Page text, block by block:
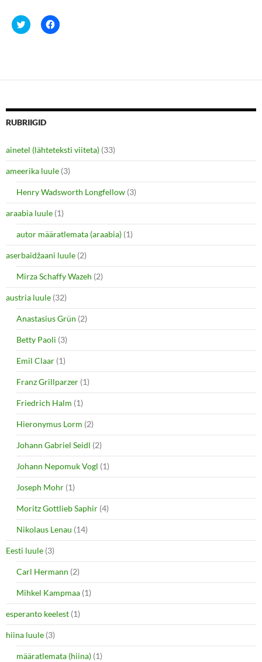
C
l
h
e
o
n
t
t
e
r
(
O
p
e
n
n
n
w
w
i
n
d
o
)
C
l
h
e
o
e
b
o
o
k
(
O
p
e
n
i
n
n
e
w
w
i
n
d
w
)
RUBRIIGID
ainetel (lähteteksti viiteta) (33)
ameerika luule (3)
Henry Wadsworth Longfellow (3)
araabia luule (1)
autor määratlemata (araabia) (1)
aserbaidžaani luule (2)
Mirza Schaffy Wazeh (2)
austria luule (32)
Anastasius Grün (2)
Betty Paoli (3)
Emil Claar (1)
Franz Grillparzer (1)
Friedrich Halm (1)
Hieronymus Lorm (2)
Johann Gabriel Seidl (2)
Johann Nepomuk Vogl (1)
Joseph Mohr (1)
Moritz Gottlieb Saphir (4)
Nikolaus Lenau (14)
Eesti luule (3)
Carl Hermann (2)
Mihkel Kampmaa (1)
esperanto keelest (1)
hiina luule (3)
määratlemata (hiina) (1)